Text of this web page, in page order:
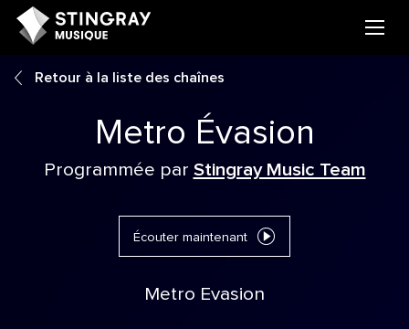
Retour à la liste des chaînes
Metro Évasion
Programmée par Stingray Music Team
Écouter maintenant
Metro Evasion